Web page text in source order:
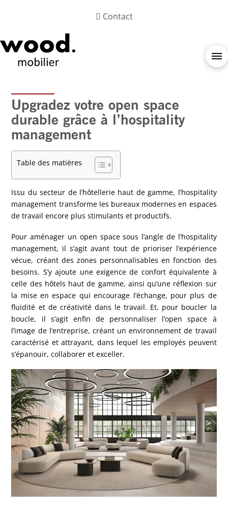
Contact
Upgradez votre open space
durable grâce à l’hospitality
management
Table des matières
Issu du secteur de l’hôtellerie haut de gamme, l’hospitality
management transforme les bureaux modernes en espaces
de travail encore plus stimulants et productifs.
Pour aménager un open space sous l’angle de l’hospitality
management, il s’agit avant tout de prioriser l’expérience
vécue, créant des zones personnalisables en fonction des
besoins. S’y ajoute une exigence de confort équivalente à
celle des hôtels haut de gamme, ainsi qu’une réflexion sur
la mise en espace qui encourage l’échange, pour plus de
fluidité et de créativité dans le travail. Et, pour boucler la
boucle, il s’agit enfin de personnaliser l’open space à
l’image de l’entreprise, créant un environnement de travail
caractérisé et attrayant, dans lequel les employés peuvent
s’épanouir, collaborer et exceller.